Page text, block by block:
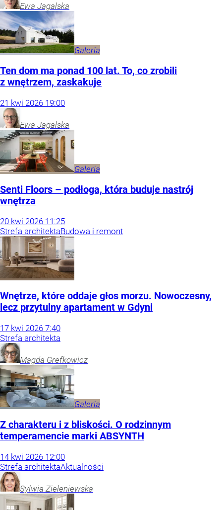
Ewa Jagalska
Galeria
Ten dom ma ponad 100 lat. To, co zrobili
z wnętrzem, zaskakuje
21 kwi 2026 19:00
Ewa Jagalska
Galeria
Senti Floors – podłoga, która buduje nastrój
wnętrza
20 kwi 2026 11:25
Strefa architektaBudowa i remont
Wnętrze, które oddaje głos morzu. Nowoczesny,
lecz przytulny apartament w Gdyni
17 kwi 2026 7:40
Strefa architekta
Magda Grefkowicz
Galeria
Z charakteru i z bliskości. O rodzinnym
temperamencie marki ABSYNTH
14 kwi 2026 12:00
Strefa architektaAktualności
Sylwia Zieleniewska